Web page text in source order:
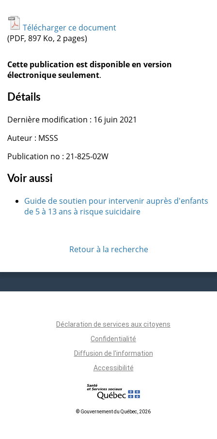
Télécharger ce document
(PDF, 897 Ko, 2 pages)
Cette publication est disponible en version
électronique seulement.
Détails
Dernière modification : 16 juin 2021
Auteur : MSSS
Publication no : 21-825-02W
Voir aussi
Guide de soutien pour intervenir auprès d'enfants
de 5 à 13 ans à risque suicidaire
Retour à la recherche
Déclaration de services aux citoyens
Confidentialité
Diffusion de l'information
Accessibilité
© Gouvernement du Québec, 2026